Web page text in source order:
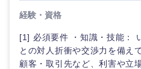
経験・資格
[1] 必須要件 ・知識・技能：
との対人折衝や交渉力を備え
顧客・取引先など、利害や立